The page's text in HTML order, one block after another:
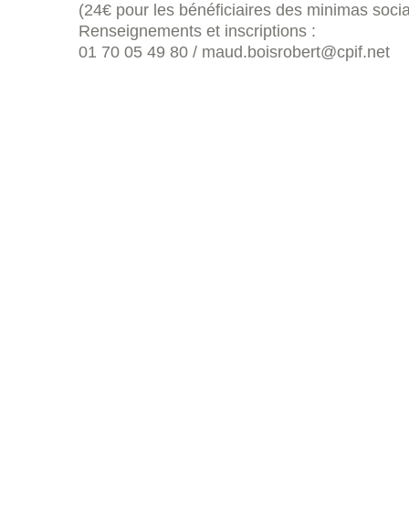
(24€ pour les bénéficiaires des minimas
Renseignements et inscriptions :
01 70 05 49 80 / maud.boisrobert@cpif.net